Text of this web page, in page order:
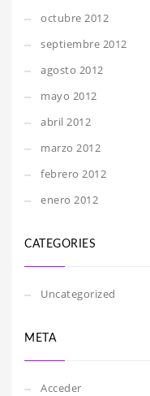
octubre 2012
septiembre 2012
agosto 2012
mayo 2012
abril 2012
marzo 2012
febrero 2012
enero 2012
CATEGORIES
Uncategorized
META
Acceder